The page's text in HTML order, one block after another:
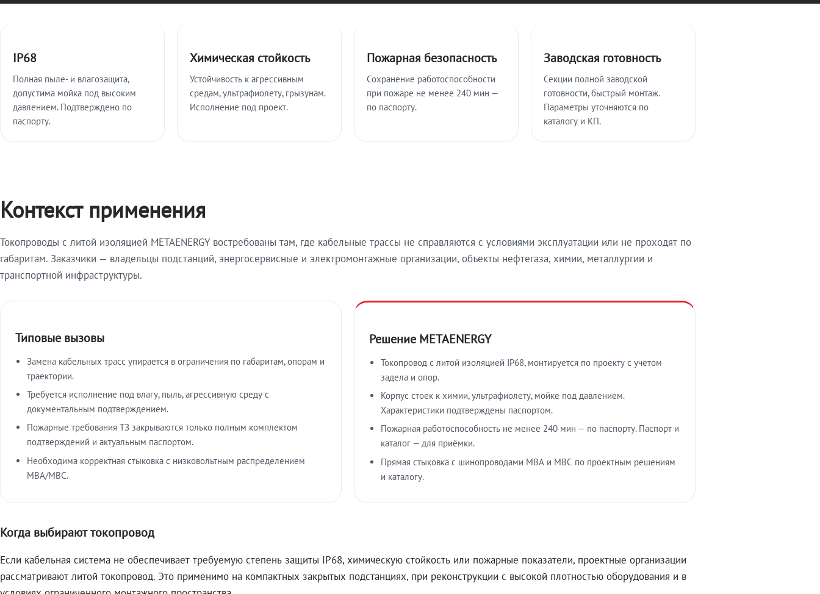
IP68
Полная пыле- и влагозащита,
допустима мойка под высоким
давлением. Подтверждено по
паспорту.
Химическая стойкость
Устойчивость к агрессивным
средам, ультрафиолету, грызунам.
Исполнение под проект.
Пожарная безопасность
Сохранение работоспособности
при пожаре не менее 240 мин —
по паспорту.
Заводская готовность
Секции полной заводской
готовности, быстрый монтаж.
Параметры уточняются по
каталогу и КП.
Контекст применения
Токопроводы с литой изоляцией METAENERGY востребованы там, где кабельные трассы не справляются с условиями эксплуатации или не проходят по
габаритам. Заказчики — владельцы подстанций, энергосервисные и электромонтажные организации, объекты нефтегаза, химии, металлургии и
транспортной инфраструктуры.
Типовые вызовы
Замена кабельных трасс упирается в ограничения по габаритам, опорам и
траектории.
Требуется исполнение под влагу, пыль, агрессивную среду с
документальным подтверждением.
Пожарные требования ТЗ закрываются только полным комплектом
подтверждений и актуальным паспортом.
Необходима корректная стыковка с низковольтным распределением
МВА/МВС.
Решение METAENERGY
Токопровод с литой изоляцией IP68, монтируется по проекту с учётом
задела и опор.
Корпус стоек к химии, ультрафиолету, мойке под давлением.
Характеристики подтверждены паспортом.
Пожарная работоспособность не менее 240 мин — по паспорту. Паспорт и
каталог — для приёмки.
Прямая стыковка с шинопроводами МВА и МВС по проектным решениям
и каталогу.
Когда выбирают токопровод
Если кабельная система не обеспечивает требуемую степень защиты IP68, химическую стойкость или пожарные показатели, проектные организации
рассматривают литой токопровод. Это применимо на компактных закрытых подстанциях, при реконструкции с высокой плотностью оборудования и в